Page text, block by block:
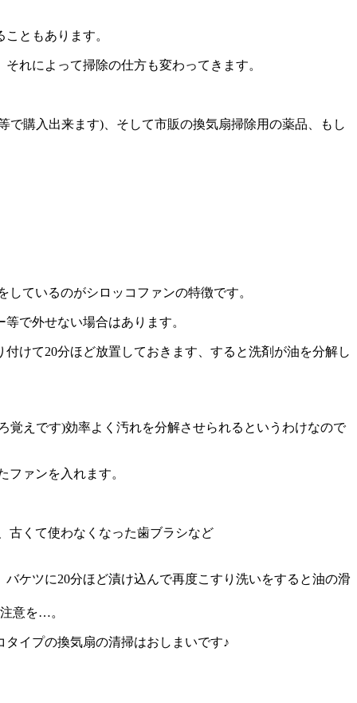
ともあります。
それによって掃除の仕方も変わってきます。
購入出来ます)、そして市販の換気扇掃除用の薬品、もし
ているのがシロッコファンの特徴です。
で外せない場合はあります。
けて20分ほど放置しておきます、すると洗剤が油を分解し
覚えです)効率よく汚れを分解させられるというわけなので
ァンを入れます。
古くて使わなくなった歯ブラシなど
ケツに20分ほど漬け込んで再度こすり洗いをすると油の滑
意を…。
イプの換気扇の清掃はおしまいです♪